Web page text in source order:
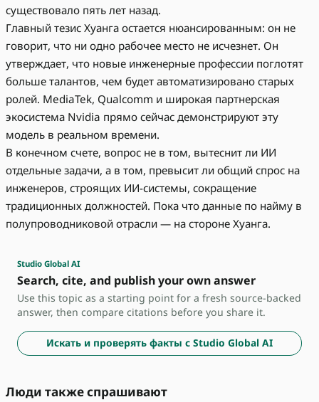
существовало пять лет назад.
Главный тезис Хуанга остается нюансированным: он не
говорит, что ни одно рабочее место не исчезнет. Он
утверждает, что новые инженерные профессии поглотят
больше талантов, чем будет автоматизировано старых
ролей. MediaTek, Qualcomm и широкая партнерская
экосистема Nvidia прямо сейчас демонстрируют эту
модель в реальном времени.
В конечном счете, вопрос не в том, вытеснит ли ИИ
отдельные задачи, а в том, превысит ли общий спрос на
инженеров, строящих ИИ-системы, сокращение
традиционных должностей. Пока что данные по найму в
полупроводниковой отрасли — на стороне Хуанга.
Studio Global AI
Search, cite, and publish your own answer
Use this topic as a starting point for a fresh source-backed
answer, then compare citations before you share it.
Искать и проверять факты с Studio Global AI
Люди также спрашивают